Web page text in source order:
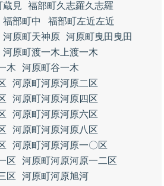
蔵見
福部町久志羅久志羅
福部町中
福部町左近左近
河原町天神原 河原町曳田曳田
河原町渡一木上渡一木
木
河原町谷一木
河原町河原河原二区
河原町河原河原四区
河原町河原河原六区
河原町河原河原八区
河原町河原河原一〇区
区
河原町河原河原一二区
区
河原町河原旭河